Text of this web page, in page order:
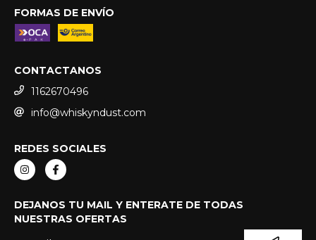
FORMAS DE ENVÍO
CONTACTANOS
1162670496
info@whiskyndust.com
REDES SOCIALES
DEJANOS TU MAIL Y ENTERATE DE TODAS
NUESTRAS OFERTAS